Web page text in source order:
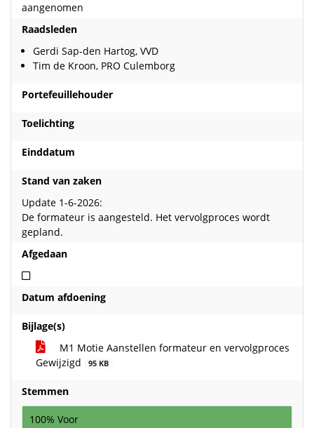
aangenomen
Raadsleden
Gerdi Sap-den Hartog, VVD
Tim de Kroon, PRO Culemborg
Portefeuillehouder
Toelichting
Einddatum
Stand van zaken
Update 1-6-2026:
De formateur is aangesteld. Het vervolgproces wordt
gepland.
Afgedaan
Niet afgedaan
Datum afdoening
Bijlage(s)
M1 Motie Aanstellen formateur en vervolgproces
Gewijzigd
95 KB
Stemmen
100% Voor